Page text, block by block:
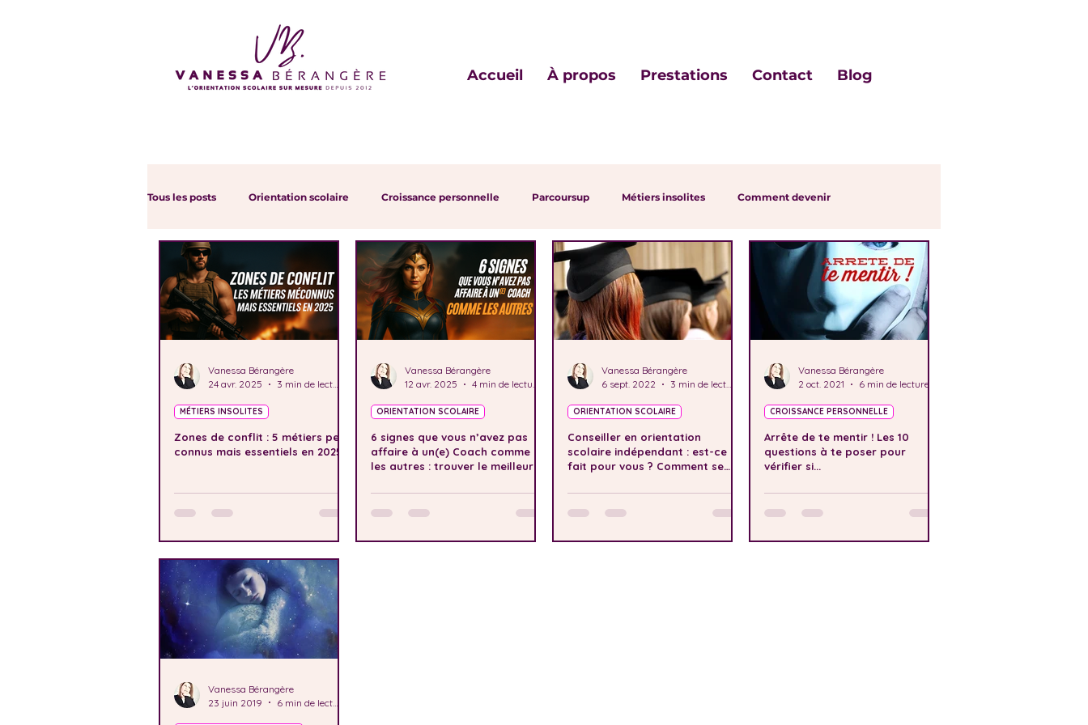
Accueil À propos Prestations Contact Blog
Tous les posts Orientation scolaire Croissance personnelle Parcoursup Métiers insolites Comment devenir
IA et Orientation
Zones de conflit : 5 métiers peu
connus mais essentiels en 2025
MÉTIERS INSOLITES
Vanessa Bérangère
24 avr. 2025
3 min de lecture
6 signes que vous n’avez pas
affaire à un(e) Coach comme
les autres : trouver le meilleur
orientation scolaire
ORIENTATION SCOLAIRE
Vanessa Bérangère
12 avr. 2025
4 min de lecture
Conseiller en orientation
scolaire indépendant : est-ce
fait pour vous ? Comment se
ORIENTATION SCOLAIRE
Vanessa Bérangère
6 sept. 2022
3 min de lecture
Arrête de te mentir ! Les 10
questions à te poser pour
vérifier si...
CROISSANCE PERSONNELLE
Vanessa Bérangère
2 oct. 2021
6 min de lecture
Vanessa Bérangère
23 juin 2019